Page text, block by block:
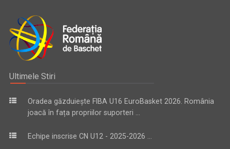
Ultimele Stiri
Oradea găzduiește FIBA U16 EuroBasket 2026. România
joacă în fața propriilor suporteri ...
Echipe inscrise CN U12 - 2025-2026 ...